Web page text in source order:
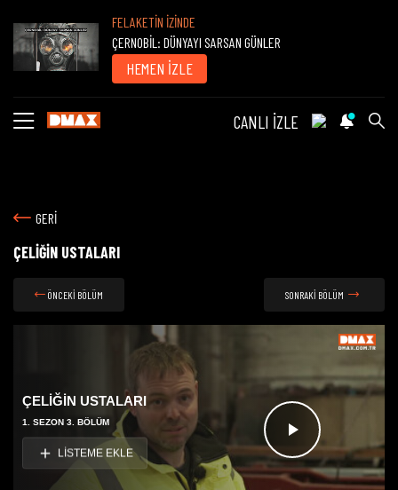
FELAKETİN İZİNDE
ÇERNOBİL: DÜNYAYI SARSAN GÜNLER
HEMEN İZLE
CANLI İZLE
GERİ
ÇELİĞİN USTALARI
ÖNCEKİ BÖLÜM SONRAKİ BÖLÜM
Videoyu
ÇELİĞİN USTALARI
1. SEZON 3. BÖLÜM
LİSTEME EKLE